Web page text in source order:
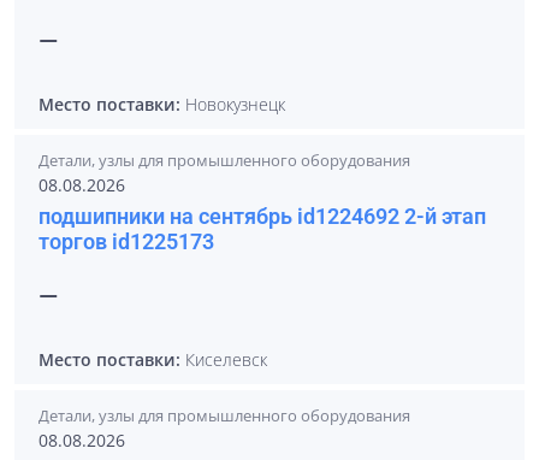
—
Место поставки: Новокузнецк
Детали, узлы для промышленного оборудования
08.08.2026
подшипники на сентябрь id1224692 2-й этап
торгов id1225173
—
Место поставки: Киселевск
Детали, узлы для промышленного оборудования
08.08.2026